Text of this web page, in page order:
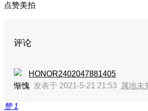
点赞美拍
评论
HONOR2402047881405
惭愧 发表于 2021-5-21 21:53 属地未
赞1